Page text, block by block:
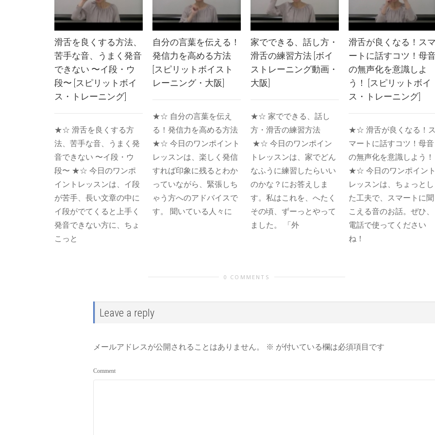
滑舌を良くする方法、
苦手な音、うまく発音
できない 〜イ段・ウ
段〜 [スピリットボイ
ス・トレーニング]
★☆ 滑舌を良くする方
法、苦手な音、うまく発
音できない 〜イ段・ウ
段〜 ★☆ 今日のワンポ
イントレッスンは、イ段
が苦手、長い文章の中に
イ段がでてくると上手く
発音できない方に、ちょ
こっと
自分の言葉を伝える！
発信力を高める方法
[スピリットボイスト
レーニング・大阪]
★☆ 自分の言葉を伝え
る！発信力を高める方法
★☆ 今日のワンポイント
レッスンは、楽しく発信
すれば印象に残るとわか
っていながら、緊張しち
ゃう方へのアドバイスで
す。 聞いている人々に
家でできる、話し方・
滑舌の練習方法 [ボイ
ストレーニング動画・
大阪]
★☆ 家でできる、話し
方・滑舌の練習方法
★☆ 今日のワンポイン
トレッスンは、家でどん
なふうに練習したらいい
のかな？にお答えしま
す。私はこれを、へたく
その頃、ずーっとやって
ました。 「外
滑舌が良くなる！スマ
ートに話すコツ！母
の無声化を意識しよ
う！ [スピリットボイ
ス・トレーニング]
★☆ 滑舌が良くなる！ス
マートに話すコツ！母音
の無声化を意識しよう！
★☆ 今日のワンポイント
レッスンは、ちょっとし
た工夫で、スマートに聞
こえる音のお話。ぜひ、
電話で使ってください
ね！
0 COMMENTS
Leave a reply
メールアドレスが公開されることはありません。 ※ が付いている欄は必須項目です
Comment